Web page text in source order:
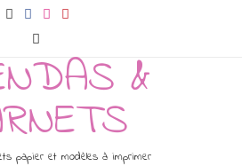
&
papier et modèles à imprimer